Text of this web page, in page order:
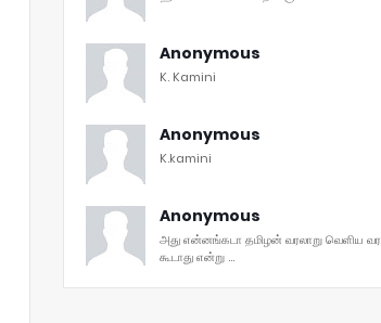
Anonymous
K. Kamini
Anonymous
K.kamini
Anonymous
அது என்னங்கடா தமிழன் வரலாறு வெளிய வர
கூடாது என்று ...